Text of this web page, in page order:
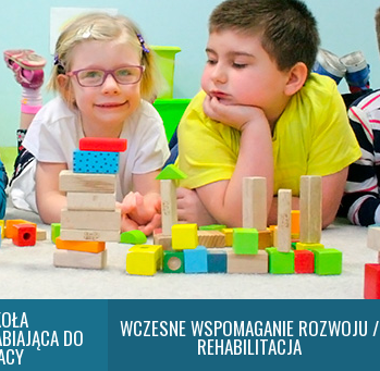
DO WCZESNE WSPOMAGANIE ROZWOJU /
REHABILITACJA